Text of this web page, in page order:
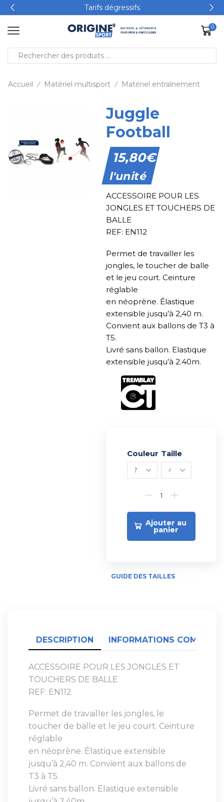
Tarifs dégressifs
0
Accueil / Matériel multisport / Matériel entraînement
Juggle
Football
15,80€
l'unité
ACCESSOIRE POUR LES
JONGLES ET TOUCHERS DE
BALLE
REF: EN112
Permet de travailler les
jongles, le toucher de balle
et le jeu court. Ceinture
réglable
en néoprène. Élastique
extensible jusqu’à 2,40 m.
Convient aux ballons de T3 à
T5.
Livré sans ballon. Elastique
extensible jusqu’à 2.40m.
Couleur Taille
Ajouter au
panier
Alternative:
GUIDE DES TAILLES
DESCRIPTION INFORMATIONS
ACCESSOIRE POUR LES JONGLES ET
TOUCHERS DE BALLE
REF: EN112
Permet de travailler les jongles, le
toucher de balle et le jeu court. Ceinture
réglable
en néoprène. Élastique extensible
jusqu’à 2,40 m. Convient aux ballons de
T3 à T5.
Livré sans ballon. Elastique extensible